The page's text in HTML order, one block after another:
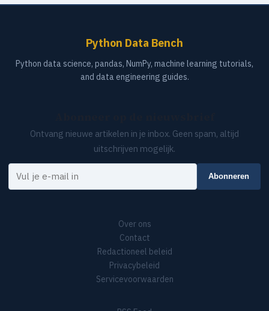
Python Data Bench
Python data science, pandas, NumPy, machine learning tutorials,
and data engineering guides.
Ontvang nieuwe artikelen in je inbox. Geen spam, altijd
uitschrijven mogelijk.
Je e-mail
Abonneren
Over ons
Contact
Redactioneel beleid
Privacybeleid
Servicevoorwaarden